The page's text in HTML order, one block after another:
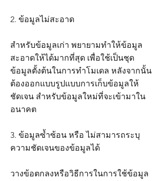
2. ข้อมูลไม่สะอาด
สำหรับข้อมูลเก่า พยายามทำให้ข้อมูล
สะอาดให้ได้มากที่สุด เพื่อใช้เป็นชุด
ข้อมูลตั้งต้นในการทำโมเดล หลังจากนั้น
ต้องออกแบบรูปแบบการเก็บข้อมูลให้
ชัดเจน สำหรับข้อมูลใหม่ที่จะเข้ามาใน
อนาคต
3. ข้อมูลซ้ำซ้อน หรือ ไม่สามารถระบุ
ความชัดเจนของข้อมูลได้
วางข้อตกลงหรือวิธีการในการใช้ข้อมูล